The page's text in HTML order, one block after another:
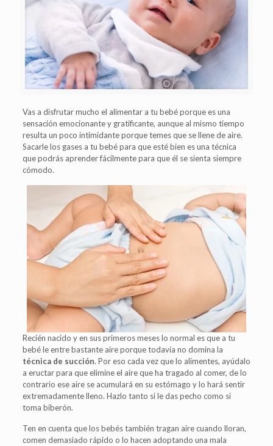
Vas a disfrutar mucho el alimentar a tu bebé porque es una
sensación emocionante y gratificante, aunque al mismo tiempo
resulta un poco intimidante porque temes que se llene de aire.
Sacarle los gases a tu bebé para que esté bien es una técnica
que podrás aprender fácilmente para que él se sienta siempre
cómodo.
Recién nacido y en sus primeros meses lo normal es que a tu
bebé le entre bastante aire porque todavía no domina la
técnica de succión. Por eso cada vez que lo alimentes, ayúdalo
a eructar para que elimine el aire que ha tragado al comer, de lo
contrario ese aire se acumulará en su estómago y lo hará sentir
extremadamente lleno. Hazlo tanto si le das pecho como si
toma biberón.
Ten en cuenta que los bebés también tragan aire cuando lloran,
comen demasiado rápido o lo hacen adoptando una mala